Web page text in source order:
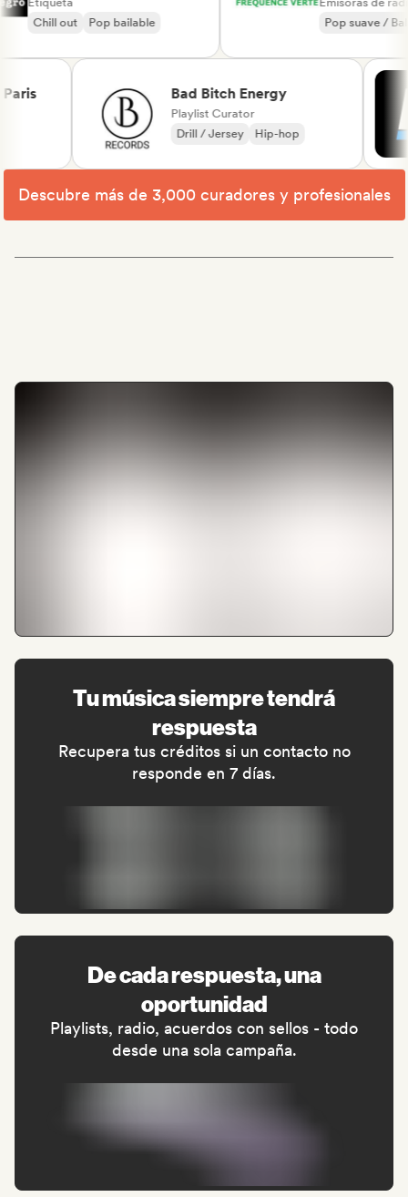
Chill out
Pop bailable
Pop
Bad Bitch Energy
Playlist Curator
Drill / Jersey
Hip-hop
Descubre más de 3,000 curadores y profesionales
Tu música siempre tendrá
respuesta
Recupera tus créditos si un contacto no
responde en 7 días.
De cada respuesta, una
oportunidad
Playlists, radio, acuerdos con sellos - todo
desde una sola campaña.